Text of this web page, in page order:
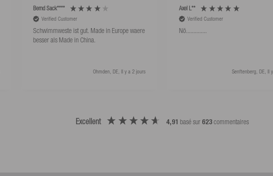
Excellent 4,91 basé sur 623commentaires
Bernd Sack****
Verified Customer
Schwimmweste ist gut. Made in Europe waere
besser als Made in China.
Ohmden, DE, Il y a 2 jours
Axel L**
Verified Customer
Nö..............
Senftenberg, DE, Il